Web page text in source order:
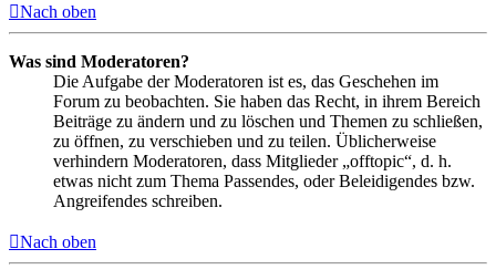
Nach oben
Was sind Moderatoren?
Die Aufgabe der Moderatoren ist es, das Geschehen im
Forum zu beobachten. Sie haben das Recht, in ihrem Bereich
Beiträge zu ändern und zu löschen und Themen zu schließen,
zu öffnen, zu verschieben und zu teilen. Üblicherweise
verhindern Moderatoren, dass Mitglieder „offtopic“, d. h.
etwas nicht zum Thema Passendes, oder Beleidigendes bzw.
Angreifendes schreiben.
Nach oben